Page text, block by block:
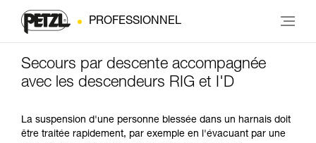
PROFESSIONNEL
Secours par descente accompagnée
avec les descendeurs RIG et I'D
La suspension d'une personne blessée dans un harnais doit
être traitée rapidement, par exemple en l'évacuant par une